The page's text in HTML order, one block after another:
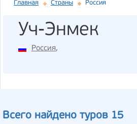
Главная Страны Россия
Уч-Энмек
Россия,
Всего найдено туров 15